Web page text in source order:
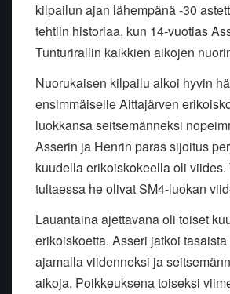
kilpailun ajan lähempänä -30
tehtiin historiaa, kun 14-vuotias
Tunturirallin kaikkien aikojen
Nuorukaisen kilpailu alkoi hyvin
ensimmäiselle Aittajärven
luokkansa seitsemänneksi
Asserin ja Henrin paras sijoitus
kuudella erikoiskokeella oli viides.
tultaessa he olivat SM4-luokan
Lauantaina ajettavana oli toiset
erikoiskoetta. Asseri jatkoi
ajamalla viidenneksi ja
aikoja. Poikkeuksena toiseksi